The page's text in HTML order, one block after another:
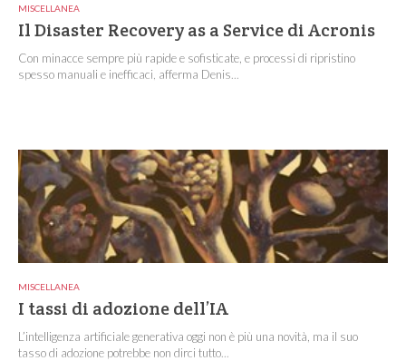
MISCELLANEA
Il Disaster Recovery as a Service di Acronis
Con minacce sempre più rapide e sofisticate, e processi di ripristino
spesso manuali e inefficaci, afferma Denis...
MISCELLANEA
I tassi di adozione dell’IA
L’intelligenza artificiale generativa oggi non è più una novità, ma il suo
tasso di adozione potrebbe non dirci tutto...